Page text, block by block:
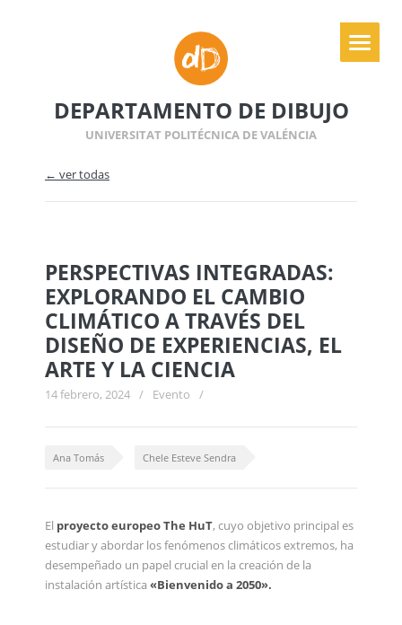
DEPARTAMENTO DE DIBUJO
UNIVERSITAT POLITÉCNICA DE VALÉNCIA
← ver todas
PERSPECTIVAS INTEGRADAS:
EXPLORANDO EL CAMBIO
CLIMÁTICO A TRAVÉS DEL
DISEÑO DE EXPERIENCIAS, EL
ARTE Y LA CIENCIA
14 febrero, 2024 / Evento /
Ana Tomás Chele Esteve Sendra
El proyecto europeo The HuT, cuyo objetivo principal es
estudiar y abordar los fenómenos climáticos extremos, ha
desempeñado un papel crucial en la creación de la
instalación artística «Bienvenido a 2050».